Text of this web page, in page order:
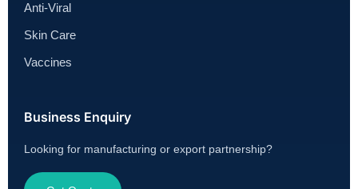
Anti-Viral
Skin Care
Vaccines
Business Enquiry
Looking for manufacturing or export partnership?